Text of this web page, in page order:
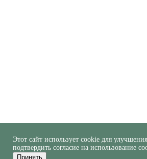
Этот сайт использует cookie для
подтвердить согласие на использование
Принять